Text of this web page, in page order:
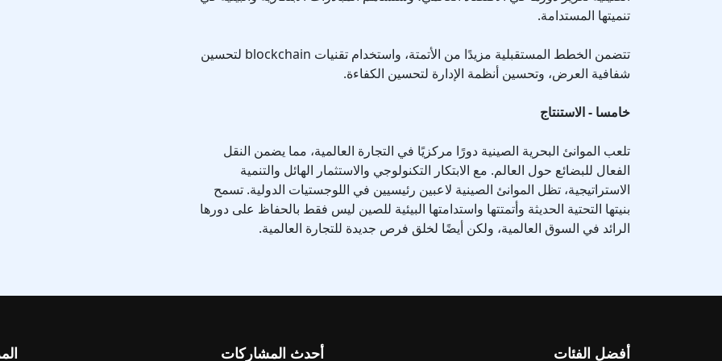
تنميتها المستدامة.
تتضمن الخطط المستقبلية مزيدًا من الأتمتة، واستخدام تقنيات blockchain لتحسين
شفافية العرض، وتحسين أنظمة الإدارة لتحسين الكفاءة.
خامسا - الاستنتاج
تلعب الموانئ البحرية الصينية دورًا مركزيًا في التجارة العالمية، مما يضمن النقل
الفعال للبضائع حول العالم. مع الابتكار التكنولوجي والاستثمار الهائل والتنمية
الاستراتيجية، تظل الموانئ الصينية لاعبين رئيسيين في اللوجستيات الدولية. تسمح
بنيتها التحتية الحديثة وأتمتتها واستدامتها البيئية للصين ليس فقط بالحفاظ على دورها
الرائد في السوق العالمية، ولكن أيضًا لخلق فرص جديدة للتجارة العالمية.
أحدث المشاركات أفضل الفئات